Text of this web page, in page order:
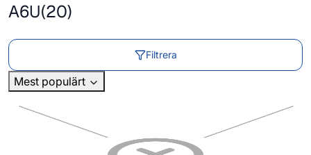
A6U(20)
Filtrera
Mest populärt